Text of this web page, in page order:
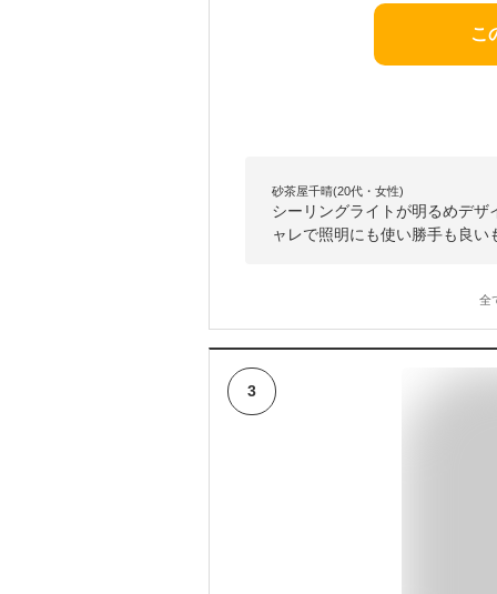
こ
砂茶屋千晴(20代・女性)
シーリングライトが明るめデ
ャレで照明にも使い勝手も良い
全
3